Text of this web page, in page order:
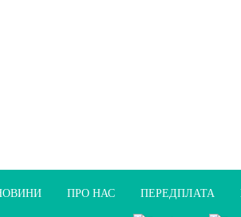
ПРО НАС ПЕРЕДПЛАТА